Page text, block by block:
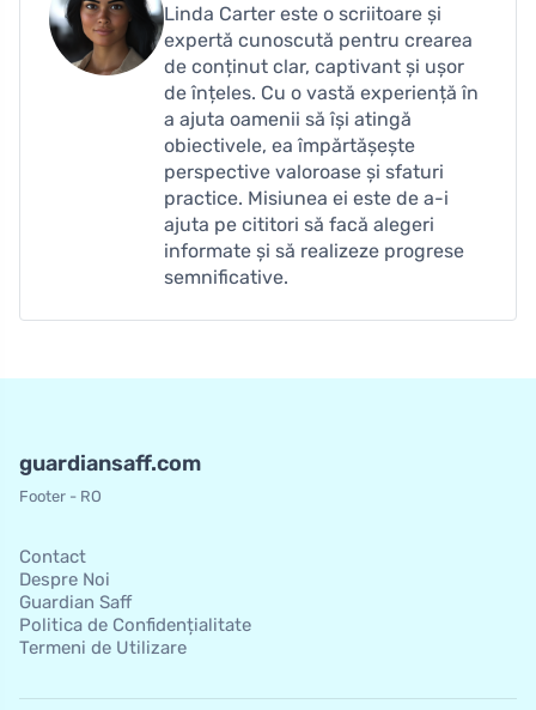
Linda Carter este o scriitoare și
expertă cunoscută pentru crearea
de conținut clar, captivant și ușor
de înțeles. Cu o vastă experiență în
a ajuta oamenii să își atingă
obiectivele, ea împărtășește
perspective valoroase și sfaturi
practice. Misiunea ei este de a-i
ajuta pe cititori să facă alegeri
informate și să realizeze progrese
semnificative.
guardiansaff.com
Footer - RO
Contact
Despre Noi
Guardian Saff
Politica de Confidențialitate
Termeni de Utilizare